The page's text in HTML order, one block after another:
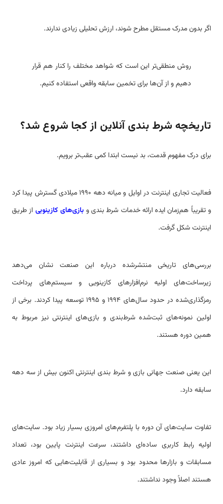
اگر بدون مدرک مستقل مطرح شوند، ارزش تحلیلی زیادی ندارند.
روش منطقی‌تر این است که شواهد مختلف را کنار هم قرار
دهیم و از آن‌ها برای تخمین سابقه واقعی استفاده کنیم.
تاریخچه شرط بندی آنلاین از کجا شروع شد؟
برای درک مفهوم قدمت، بد نیست ابتدا کمی عقب‌تر برویم.
فعالیت تجاری اینترنت در اوایل و میانه دهه ۱۹۹۰ میلادی گسترش پیدا کرد
و تقریباً هم‌زمان ایده ارائه خدمات شرط بندی و بازی‌های کازینویی از طریق
اینترنت شکل گرفت.
بررسی‌های تاریخی منتشرشده درباره این صنعت نشان می‌دهد
زیرساخت‌های اولیه نرم‌افزارهای کازینویی و سیستم‌های پرداخت
رمزگذاری‌شده در حدود سال‌های ۱۹۹۴ و ۱۹۹۵ توسعه پیدا کردند. برخی از
اولین نمونه‌های ثبت‌شده شرط‌بندی و بازی‌های اینترنتی نیز مربوط به
همین دوره هستند.
این یعنی صنعت جهانی بازی و شرط بندی اینترنتی اکنون بیش از سه دهه
سابقه دارد.
تفاوت سایت‌های آن دوره با پلتفرم‌های امروزی بسیار زیاد بود. سایت‌های
اولیه رابط کاربری ساده‌ای داشتند، سرعت اینترنت پایین بود، تعداد
مسابقات و بازارها محدود بود و بسیاری از قابلیت‌هایی که امروز عادی
هستند اصلاً وجود نداشتند.